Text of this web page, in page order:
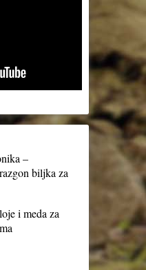
–
biljka za
i meda za